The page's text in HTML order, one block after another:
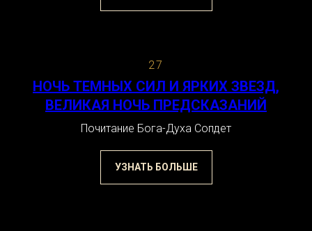
27
НОЧЬ ТЕМНЫХ СИЛ И ЯРКИХ ЗВЕЗД,
ВЕЛИКАЯ НОЧЬ ПРЕДСКАЗАНИЙ
Почитание Бога-Духа Сопдет
УЗНАТЬ БОЛЬШЕ